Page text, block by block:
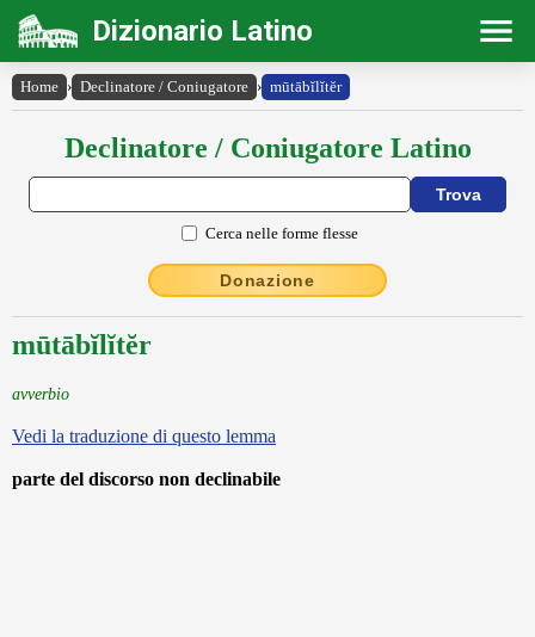
Dizionario Latino
Home › Declinatore / Coniugatore › mūtābĭlĭtĕr
Declinatore / Coniugatore Latino
Cerca nelle forme flesse
Donazione
mūtābĭlĭtĕr
avverbio
Vedi la traduzione di questo lemma
parte del discorso non declinabile